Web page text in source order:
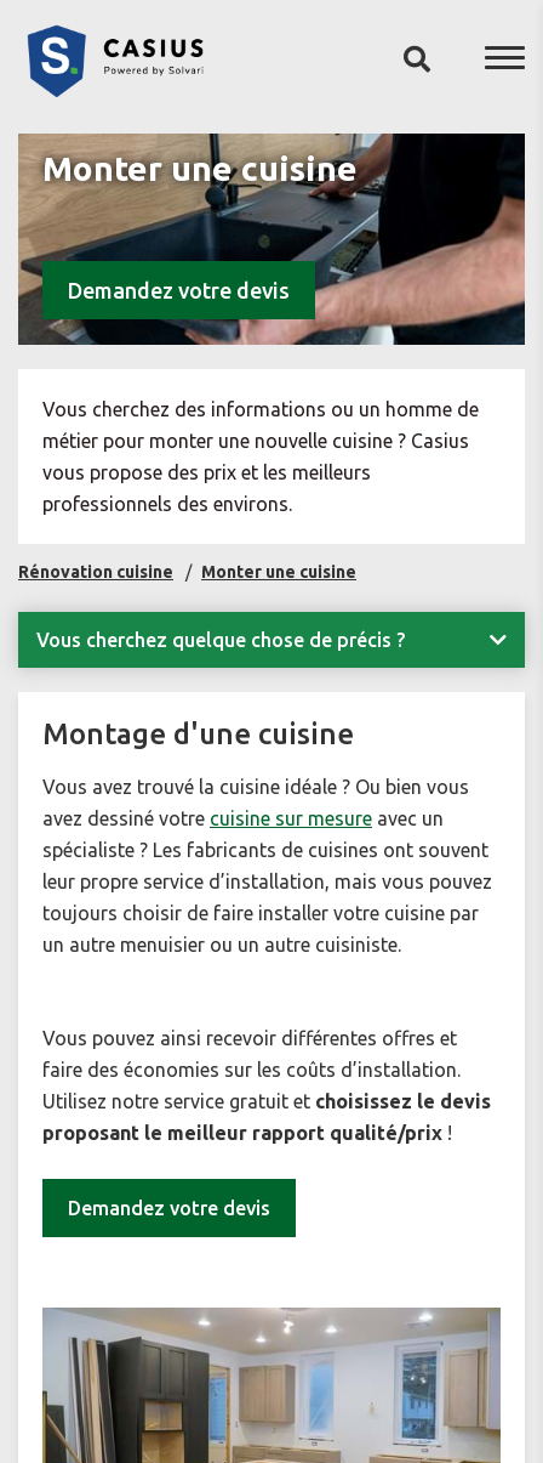
Monter une cuisine
Demandez votre devis
Vous cherchez des informations ou un homme de
métier pour monter une nouvelle cuisine ? Casius
vous propose des prix et les meilleurs
professionnels des environs.
Rénovation cuisine Monter une cuisine
Vous cherchez quelque chose de précis ?
Montage d'une cuisine
Vous avez trouvé la cuisine idéale ? Ou bien vous
avez dessiné votre cuisine sur mesure avec un
spécialiste ? Les fabricants de cuisines ont souvent
leur propre service d’installation, mais vous pouvez
toujours choisir de faire installer votre cuisine par
un autre menuisier ou un autre cuisiniste.
Vous pouvez ainsi recevoir différentes offres et
faire des économies sur les coûts d’installation.
Utilisez notre service gratuit et choisissez le devis
proposant le meilleur rapport qualité/prix !
Demandez votre devis